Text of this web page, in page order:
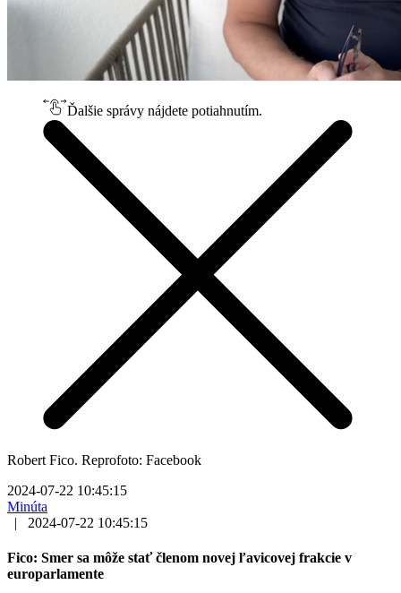
Ďalšie správy nájdete potiahnutím.
Robert Fico. Reprofoto: Facebook
2024-07-22 10:45:15
Minúta
|
2024-07-22 10:45:15
Fico: Smer sa môže stať členom novej ľavicovej frakcie v
europarlamente